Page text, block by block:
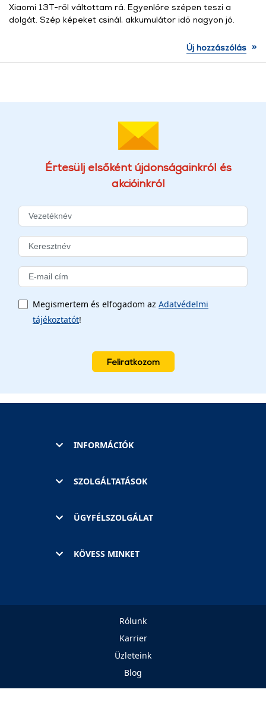
Xiaomi 13T-ről váltottam rá. Egyenlőre szépen teszi a
dolgát. Szép képeket csinál, akkumulátor idő nagyon jó.
Új hozzászólás »
Értesülj elsőként újdonságainkról és
akcióinkról
Megismertem és elfogadom az Adatvédelmi
tájékoztatót!
Feliratkozom
INFORMÁCIÓK
SZOLGÁLTATÁSOK
ÜGYFÉLSZOLGÁLAT
KÖVESS MINKET
Rólunk
Karrier
Üzleteink
Blog